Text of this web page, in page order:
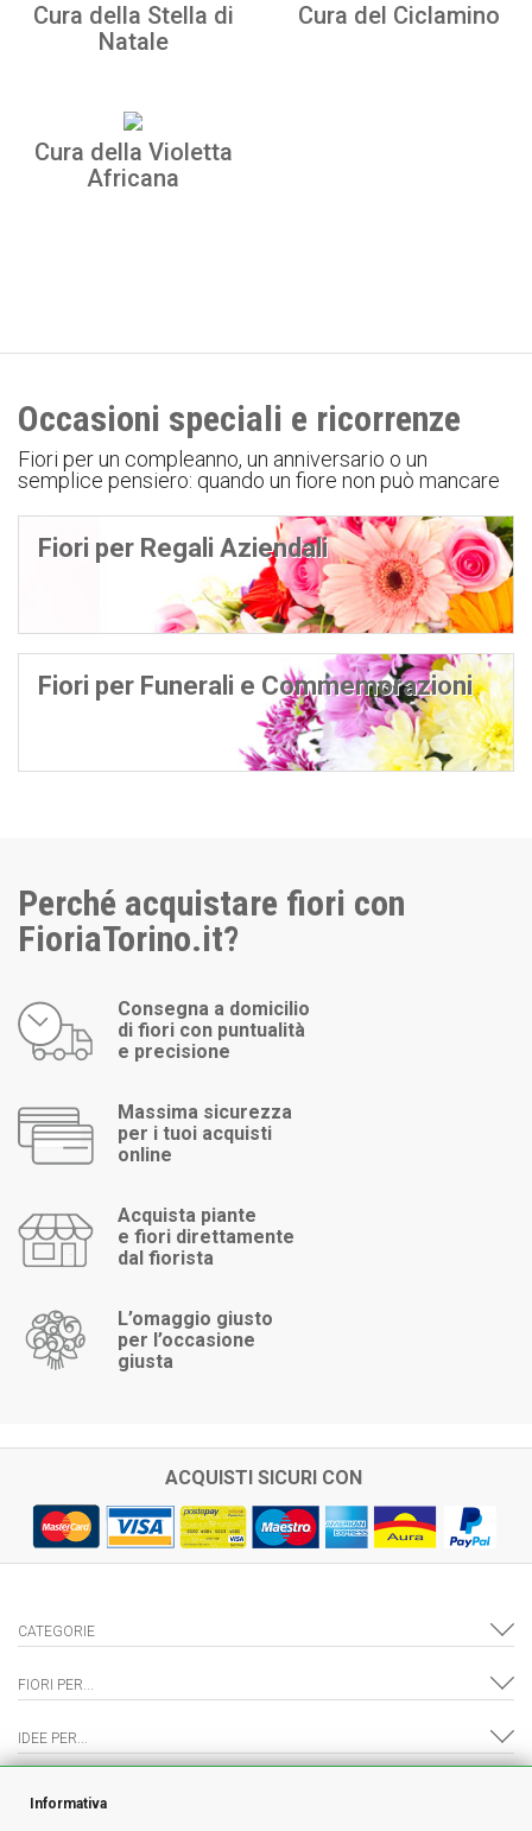
Cura della Stella di
Natale
Cura del Ciclamino
Cura della Violetta
Africana
Occasioni speciali e ricorrenze
Fiori per un compleanno, un anniversario o un
semplice pensiero: quando un fiore non può mancare
Fiori per Regali Aziendali
Fiori per Funerali e Commemorazioni
Perché acquistare fiori con
FioriaTorino.it?
Consegna a domicilio
di fiori con puntualità
e precisione
Massima sicurezza
per i tuoi acquisti
online
Acquista piante
e fiori direttamente
dal fiorista
L’omaggio giusto
per l’occasione
giusta
ACQUISTI SICURI CON
CATEGORIE
FIORI PER...
IDEE PER...
Informativa